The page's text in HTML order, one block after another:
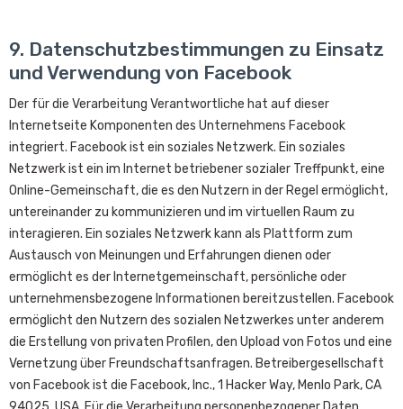
9. Datenschutzbestimmungen zu Einsatz
und Verwendung von Facebook
Der für die Verarbeitung Verantwortliche hat auf dieser
Internetseite Komponenten des Unternehmens Facebook
integriert. Facebook ist ein soziales Netzwerk. Ein soziales
Netzwerk ist ein im Internet betriebener sozialer Treffpunkt, eine
Online-Gemeinschaft, die es den Nutzern in der Regel ermöglicht,
untereinander zu kommunizieren und im virtuellen Raum zu
interagieren. Ein soziales Netzwerk kann als Plattform zum
Austausch von Meinungen und Erfahrungen dienen oder
ermöglicht es der Internetgemeinschaft, persönliche oder
unternehmensbezogene Informationen bereitzustellen. Facebook
ermöglicht den Nutzern des sozialen Netzwerkes unter anderem
die Erstellung von privaten Profilen, den Upload von Fotos und eine
Vernetzung über Freundschaftsanfragen. Betreibergesellschaft
von Facebook ist die Facebook, Inc., 1 Hacker Way, Menlo Park, CA